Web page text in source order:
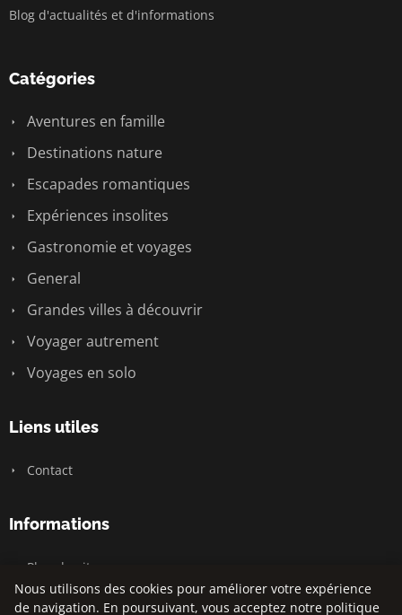
Blog d'actualités et d'informations
Catégories
Aventures en famille
Destinations nature
Escapades romantiques
Expériences insolites
Gastronomie et voyages
General
Grandes villes à découvrir
Voyager autrement
Voyages en solo
Liens utiles
Contact
Informations
Plan du site
Nous utilisons des cookies pour améliorer votre expérience
de navigation. En poursuivant, vous acceptez notre politique